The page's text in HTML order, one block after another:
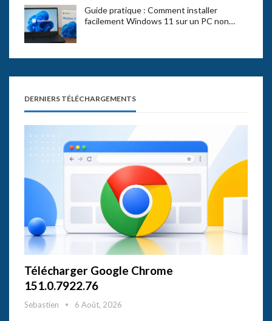
Guide pratique : Comment installer
facilement Windows 11 sur un PC non…
DERNIERS TÉLÉCHARGEMENTS
Télécharger Google Chrome
151.0.7922.76
Sebastien 6 Août, 2026